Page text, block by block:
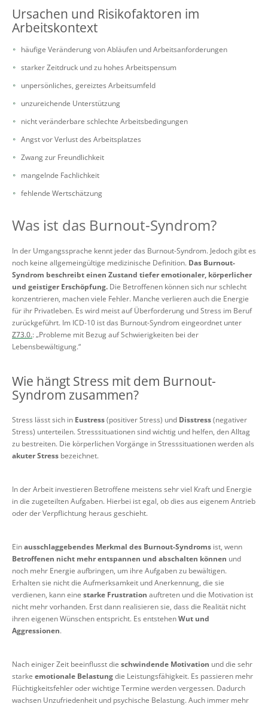
Ursachen und Risikofaktoren im
Arbeitskontext
häufige Veränderung von Abläufen und Arbeitsanforderungen
starker Zeitdruck und zu hohes Arbeitspensum
unpersönliches, gereiztes Arbeitsumfeld
unzureichende Unterstützung
nicht veränderbare schlechte Arbeitsbedingungen
Angst vor Verlust des Arbeitsplatzes
Zwang zur Freundlichkeit
mangelnde Fachlichkeit
fehlende Wertschätzung
Was ist das Burnout-Syndrom?
In der Umgangssprache kennt jeder das Burnout-Syndrom. Jedoch gibt es
noch keine allgemeingültige medizinische Definition. Das Burnout-
Syndrom beschreibt einen Zustand tiefer emotionaler, körperlicher
und geistiger Erschöpfung. Die Betroffenen können sich nur schlecht
konzentrieren, machen viele Fehler. Manche verlieren auch die Energie
für ihr Privatleben. Es wird meist auf Überforderung und Stress im Beruf
zurückgeführt. Im ICD-10 ist das Burnout-Syndrom eingeordnet unter
Z73.0.: „Probleme mit Bezug auf Schwierigkeiten bei der
Lebensbewältigung.“
Wie hängt Stress mit dem Burnout-
Syndrom zusammen?
Stress lässt sich in Eustress(positiver Stress) und Disstress(negativer
Stress) unterteilen. Stresssituationen sind wichtig und helfen, den Alltag
zu bestreiten. Die körperlichen Vorgänge in Stresssituationen werden als
akuter Stress bezeichnet.
In der Arbeit investieren Betroffene meistens sehr viel Kraft und Energie
in die zugeteilten Aufgaben. Hierbei ist egal, ob dies aus eigenem Antrieb
oder der Verpflichtung heraus geschieht.
Einausschlaggebendes Merkmal des Burnout-Syndroms ist, wenn
Betroffenen nicht mehr entspannen und abschalten können und
noch mehr Energie aufbringen, um ihre Aufgaben zu bewältigen.
Erhalten sie nicht die Aufmerksamkeit und Anerkennung, die sie
verdienen, kann eine starke Frustration auftreten und die Motivation ist
nicht mehr vorhanden. Erst dann realisieren sie, dass die Realität nicht
ihren eigenen Wünschen entspricht. Es entstehenWut und
Aggressionen.
Nach einiger Zeit beeinflusst die schwindende Motivation und die sehr
starke emotionale Belastungdie Leistungsfähigkeit. Es passieren mehr
Flüchtigkeitsfehler oder wichtige Termine werden vergessen. Dadurch
wachsen Unzufriedenheit und psychische Belastung. Auch immer mehr